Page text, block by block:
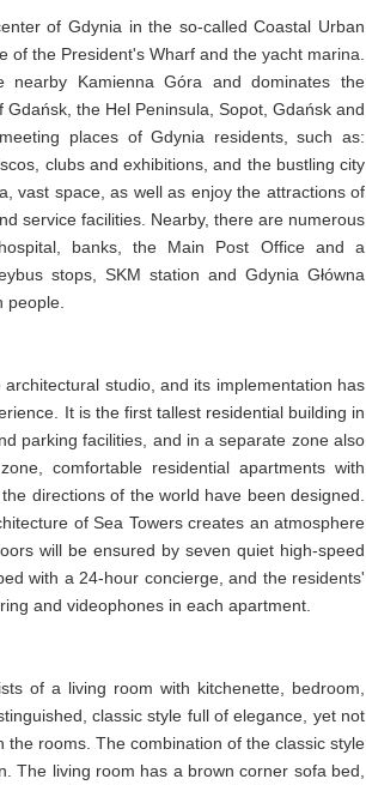
of Gdynia in the so-called Coastal Urban
the President's Wharf and the yacht marina.
Kamienna Góra and dominates the
the Hel Peninsula, Sopot, Gdańsk and
places of Gdynia residents, such as:
clubs and exhibitions, and the bustling city
vast space, as well as enjoy the attractions of
service facilities. Nearby, there are numerous
banks, the Main Post Office and a
stops, SKM station and Gdynia Główna
people.
studio, and its implementation has
It is the first tallest residential building in
parking facilities, and in a separate zone also
comfortable residential apartments with
directions of the world have been designed.
of Sea Towers creates an atmosphere
will be ensured by seven quiet high-speed
with a 24-hour concierge, and the residents'
and videophones in each apartment.
of a living room with kitchenette, bedroom,
classic style full of elegance, yet not
rooms. The combination of the classic style
The living room has a brown corner sofa bed,